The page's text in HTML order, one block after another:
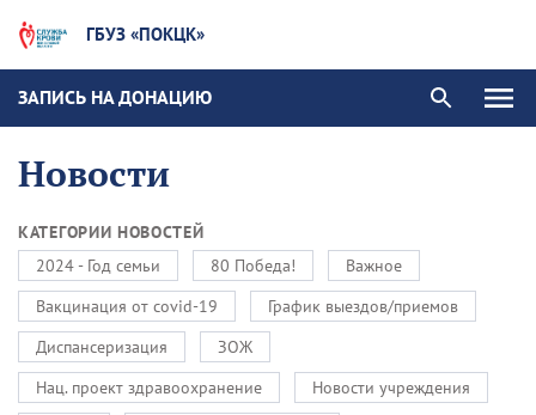
ГБУЗ «ПОКЦК»
ЗАПИСЬ НА ДОНАЦИЮ
Новости
КАТЕГОРИИ НОВОСТЕЙ
2024 - Год семьи
80 Победа!
Важное
Вакцинация от covid-19
График выездов/приемов
Диспансеризация
ЗОЖ
Нац. проект здравоохранение
Новости учреждения